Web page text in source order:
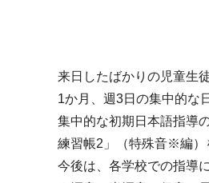
来日したばかりの児童生
1か月、週3日の集中的な
集中的な初期日本語指導
練習帳2」（特殊音※編）
今後は、各学校での指導